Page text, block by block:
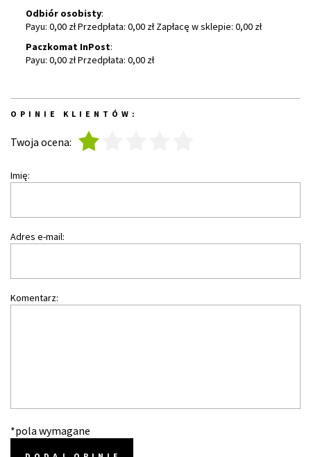
Odbiór osobisty:
Payu: 0,00 zł Przedpłata: 0,00 zł Zapłacę w sklepie: 0,00 zł
Paczkomat InPost:
Payu: 0,00 zł Przedpłata: 0,00 zł
OPINIE KLIENTÓW:
Twoja ocena:
Imię:
Adres e-mail:
Komentarz:
*pola wymagane